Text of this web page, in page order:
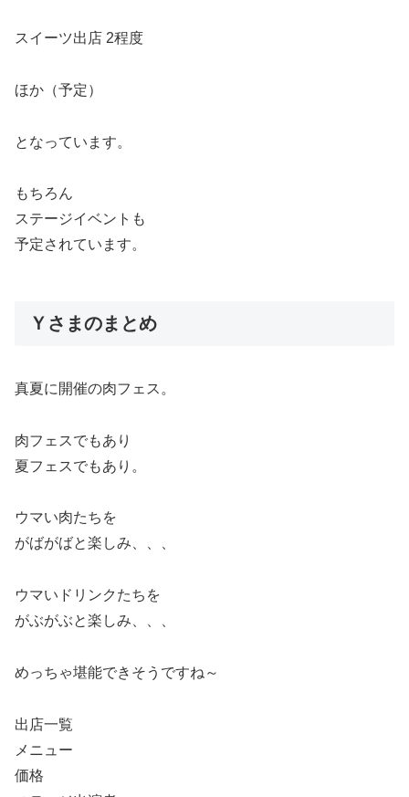
スイーツ出店 2程度
ほか（予定）
となっています。
もちろん
ステージイベントも
予定されています。
Ｙさまのまとめ
真夏に開催の肉フェス。
肉フェスでもあり
夏フェスでもあり。
ウマい肉たちを
がばがばと楽しみ、、、
ウマいドリンクたちを
がぶがぶと楽しみ、、、
めっちゃ堪能できそうですね～
出店一覧
メニュー
価格